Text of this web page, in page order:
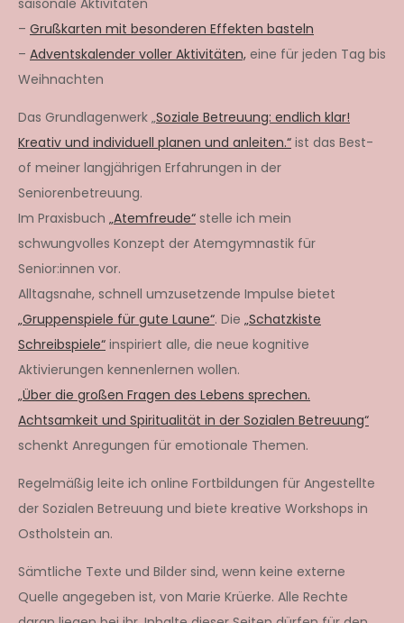
– Grußkarten mit besonderen Effekten basteln
– Adventskalender voller Aktivitäten, eine für jeden Tag bis
Weihnachten
Das Grundlagenwerk „Soziale Betreuung: endlich klar!
Kreativ und individuell planen und anleiten.“ ist das Best-
of meiner langjährigen Erfahrungen in der
Seniorenbetreuung.
Im Praxisbuch „Atemfreude“ stelle ich mein
schwungvolles Konzept der Atemgymnastik für
Senior:innen vor.
Alltagsnahe, schnell umzusetzende Impulse bietet
„Gruppenspiele für gute Laune“. Die „Schatzkiste
Schreibspiele“ inspiriert alle, die neue kognitive
Aktivierungen kennenlernen wollen.
„Über die großen Fragen des Lebens sprechen.
Achtsamkeit und Spiritualität in der Sozialen Betreuung“
schenkt Anregungen für emotionale Themen.
Regelmäßig leite ich online Fortbildungen für Angestellte
der Sozialen Betreuung und biete kreative Workshops in
Ostholstein an.
Sämtliche Texte und Bilder sind, wenn keine externe
Quelle angegeben ist, von Marie Krüerke. Alle Rechte